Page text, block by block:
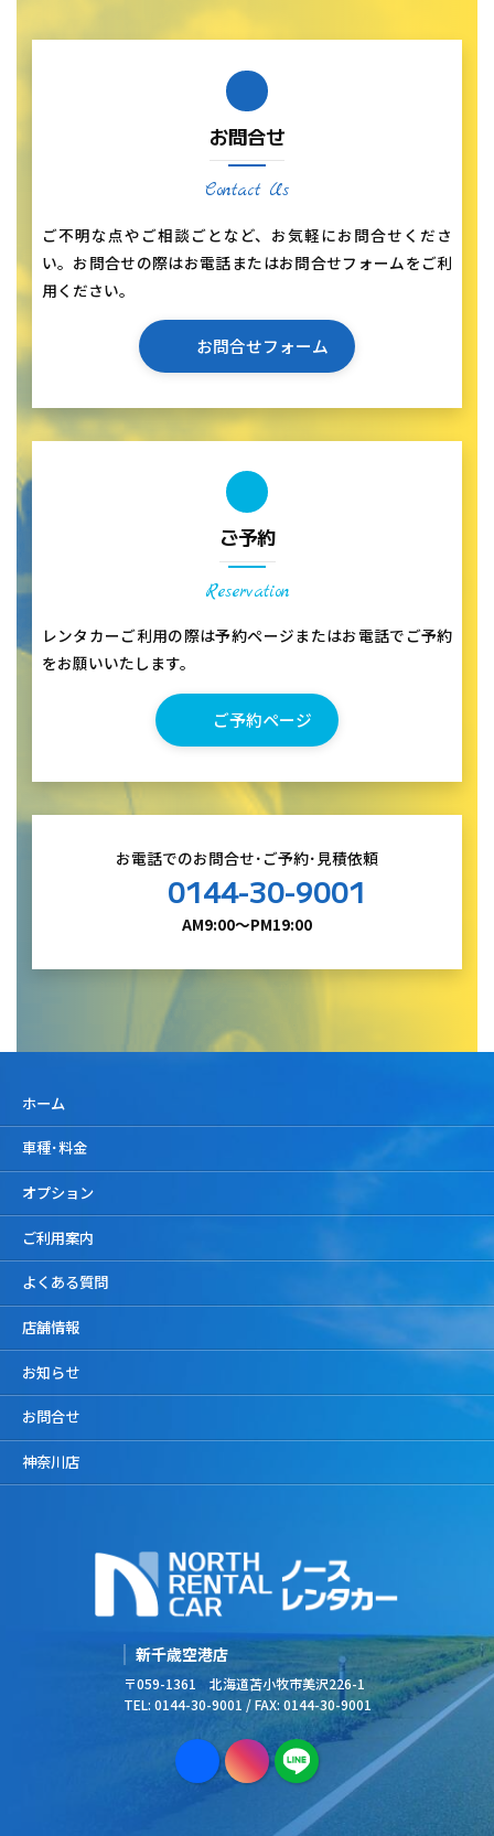
お問合せ
Contact Us
ご不明な点やご相談ごとなど、お気軽にお問合せくださ
い。お問合せの際はお電話またはお問合せフォームをご利
用ください。
お問合せフォーム
ご予約
Reservation
レンタカーご利用の際は予約ページまたはお電話でご予約
をお願いいたします。
ご予約ページ
お電話でのお問合せ･ご予約･見積依頼
0144-30-9001
AM9:00～PM19:00
ホーム
車種･料金
オプション
ご利用案内
よくある質問
店舗情報
お知らせ
お問合せ
神奈川店
新千歳空港店
〒059-1361 北海道苫小牧市美沢226-1
TEL: 0144-30-9001 / FAX: 0144-30-9001